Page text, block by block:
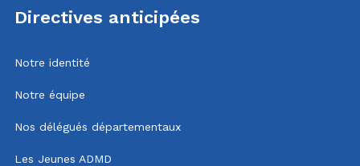
Directives anticipées
Notre identité
Notre équipe
Nos délégués départementaux
Les Jeunes ADMD